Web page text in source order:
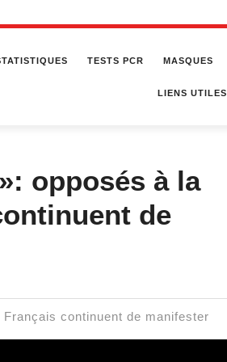
TESTS PCR MASQUES
LIENS UTILES
opposés à la
de
continuent de manifester